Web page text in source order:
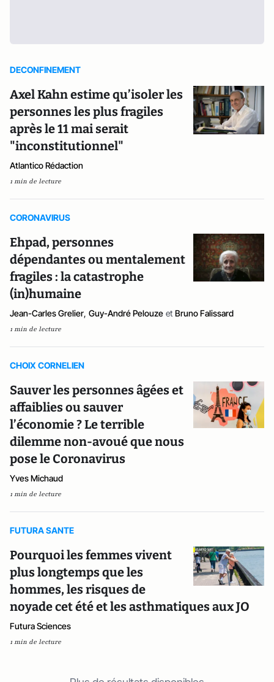
DECONFINEMENT
Axel Kahn estime qu’isoler les
personnes les plus fragiles
après le 11 mai serait
"inconstitutionnel"
Atlantico Rédaction
1 min de lecture
CORONAVIRUS
Ehpad, personnes
dépendantes ou mentalement
fragiles : la catastrophe
(in)humaine
Jean-Carles Grelier, Guy-André Pelouze et Bruno Falissard
1 min de lecture
CHOIX CORNELIEN
Sauver les personnes âgées et
affaiblies ou sauver
l’économie ? Le terrible
dilemme non-avoué que nous
pose le Coronavirus
Yves Michaud
1 min de lecture
FUTURA SANTE
Pourquoi les femmes vivent
plus longtemps que les
hommes, les risques de
noyade cet été et les asthmatiques aux JO
Futura Sciences
1 min de lecture